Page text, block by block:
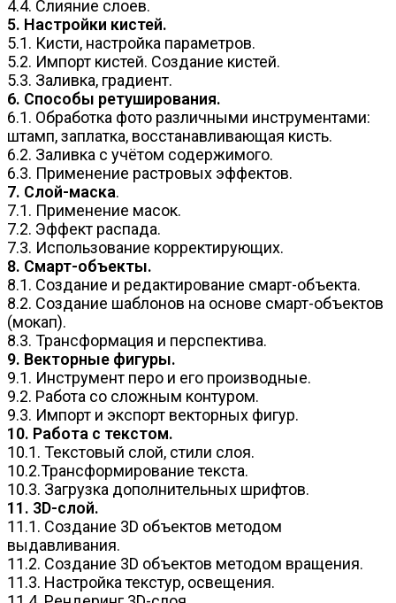
4.4. Слияние слоев.
5. Настройки кистей.
5.1. Кисти, настройка параметров.
5.2. Импорт кистей. Создание кистей.
5.3. Заливка, градиент.
6. Способы ретуширования.
6.1. Обработка фото различными инструментами:
штамп, заплатка, восстанавливающая кисть.
6.2. Заливка с учётом содержимого.
6.3. Применение растровых эффектов.
7. Слой-маска.
7.1. Применение масок.
7.2. Эффект распада.
7.3. Использование корректирующих.
8. Смарт-объекты.
8.1. Создание и редактирование смарт-объекта.
8.2. Создание шаблонов на основе смарт-объектов
(мокап).
8.3. Трансформация и перспектива.
9. Векторные фигуры.
9.1. Инструмент перо и его производные.
9.2. Работа со сложным контуром.
9.3. Импорт и экспорт векторных фигур.
10. Работа с текстом.
10.1. Текстовый слой, стили слоя.
10.2.Трансформирование текста.
10.3. Загрузка дополнительных шрифтов.
11. 3D-слой.
11.1. Создание 3D объектов методом
выдавливания.
11.2. Создание 3D объектов методом вращения.
11.3. Настройка текстур, освещения.